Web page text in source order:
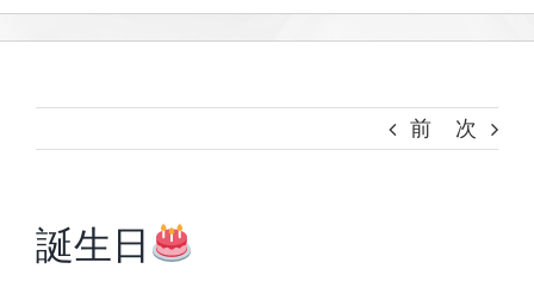
前 次
誕生日